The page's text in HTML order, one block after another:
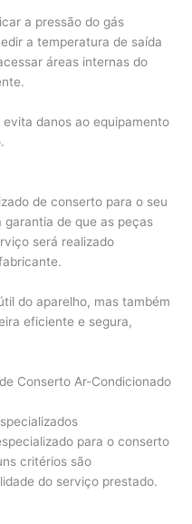
a pressão do gás
a temperatura de saída
áreas internas do
danos ao equipamento
de conserto para o seu
de que as peças
será realizado
do aparelho, mas também
eficiente e segura,
Conserto Ar-Condicionado
para o conserto
critérios são
do serviço prestado.